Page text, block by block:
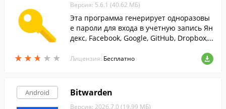
★ ★ ★ ★ ★
★ ★ ★ ★ ★
Версия: 5.6.1 (40.62 МБ)
Эта программа генерирует одноразовы
е пароли для входа в учетную запись Ян
декс, Facebook, Google, GitHub, Dropbox,
Лицензия: Бесплатно
Android Bitwarden
Версия: 2026.7.0 (19.99 МБ)